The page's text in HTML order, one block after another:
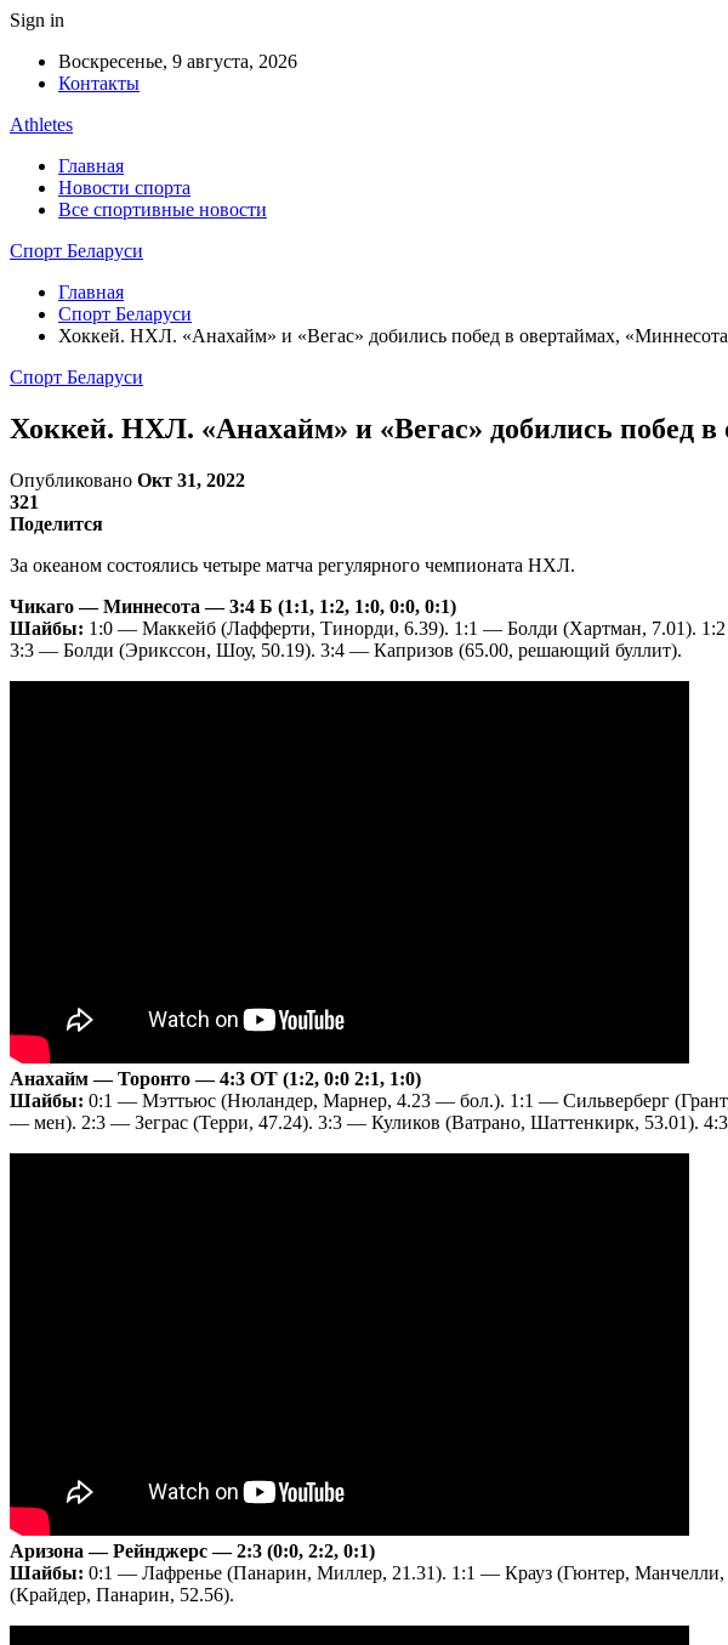
Sign in
Воскресенье, 9 августа, 2026
Контакты
Athletes
Главная
Новости спорта
Все спортивные новости
Спорт Беларуси
Главная
Спорт Беларуси
Хоккей. НХЛ. «Анахайм» и «Вегас» добились побед в овертаймах,
Спорт Беларуси
Хоккей. НХЛ. «Анахайм» и «Вегас» добились побед
Опубликовано Окт 31, 2022
321
Поделится
За океаном состоялись четыре матча регулярного чемпионата НХЛ.
Чикаго — Миннесота — 3:4 Б (1:1, 1:2, 1:0, 0:0, 0:1)
Шайбы: 1:0 — Маккейб (Лафферти, Тинорди, 6.39). 1:1 — Болди (Хартман, 7.01).
3:3 — Болди (Эрикссон, Шоу, 50.19). 3:4 — Капризов (65.00, решающий буллит).
Анахайм — Торонто — 4:3 ОТ (1:2, 0:0 2:1, 1:0)
Шайбы: 0:1 — Мэттьюс (Нюландер, Марнер, 4.23 — бол.). 1:1 — Сильверберг
— мен). 2:3 — Зеграс (Терри, 47.24). 3:3 — Куликов (Ватрано, Шаттенкирк, 53.01).
Аризона — Рейнджерс — 2:3 (0:0, 2:2, 0:1)
Шайбы: 0:1 — Лафренье (Панарин, Миллер, 21.31). 1:1 — Крауз (Гюнтер,
(Крайдер, Панарин, 52.56).